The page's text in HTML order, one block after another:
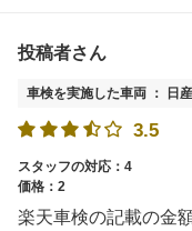
投稿者さん
車検を実施した車両 ： 日
3.5
スタッフの対応：4
価格：2
楽天車検の記載の金